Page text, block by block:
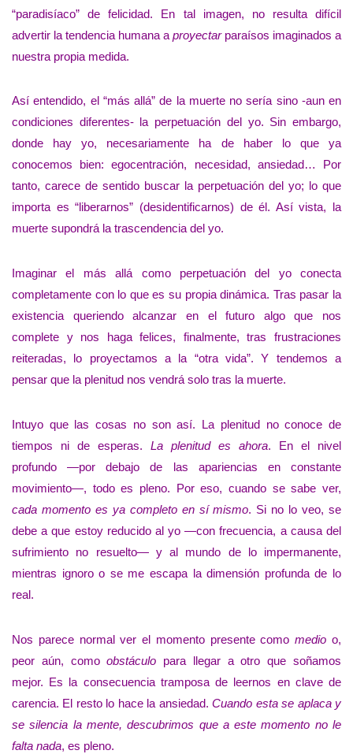
“paradisíaco” de felicidad. En tal imagen, no resulta difícil
advertir la tendencia humana a proyectarparaísos imaginados a
nuestra propia medida.
Así entendido, el “más allá” de la muerte no sería sino -aun en
condiciones diferentes- la perpetuación del yo. Sin embargo,
donde hay yo, necesariamente ha de haber lo que ya
conocemos bien: egocentración, necesidad, ansiedad… Por
tanto, carece de sentido buscar la perpetuación del yo; lo que
importa es “liberarnos” (desidentificarnos) de él. Así vista, la
muerte supondrá la trascendencia del yo.
Imaginar el más allá como perpetuación del yo conecta
completamente con lo que es su propia dinámica. Tras pasar la
existencia queriendo alcanzar en el futuro algo que nos
complete y nos haga felices, finalmente, tras frustraciones
reiteradas, lo proyectamos a la “otra vida”. Y tendemos a
pensar que la plenitud nos vendrá solo tras la muerte.
Intuyo que las cosas no son así. La plenitud no conoce de
tiempos ni de esperas. La plenitud es ahora. En el nivel
profundo —por debajo de las apariencias en constante
movimiento—, todo es pleno. Por eso, cuando se sabe ver,
cada momento es ya completo en sí mismo. Si no lo veo, se
debe a que estoy reducido al yo —con frecuencia, a causa del
sufrimiento no resuelto— y al mundo de lo impermanente,
mientras ignoro o se me escapa la dimensión profunda de lo
real.
Nos parece normal ver el momento presente comomedio o,
peor aún, comoobstáculo para llegar a otro que soñamos
mejor. Es la consecuencia tramposa de leernos en clave de
carencia. El resto lo hace la ansiedad.Cuando esta se aplaca y
se silencia la mente, descubrimos que a este momento no le
falta nada, es pleno.